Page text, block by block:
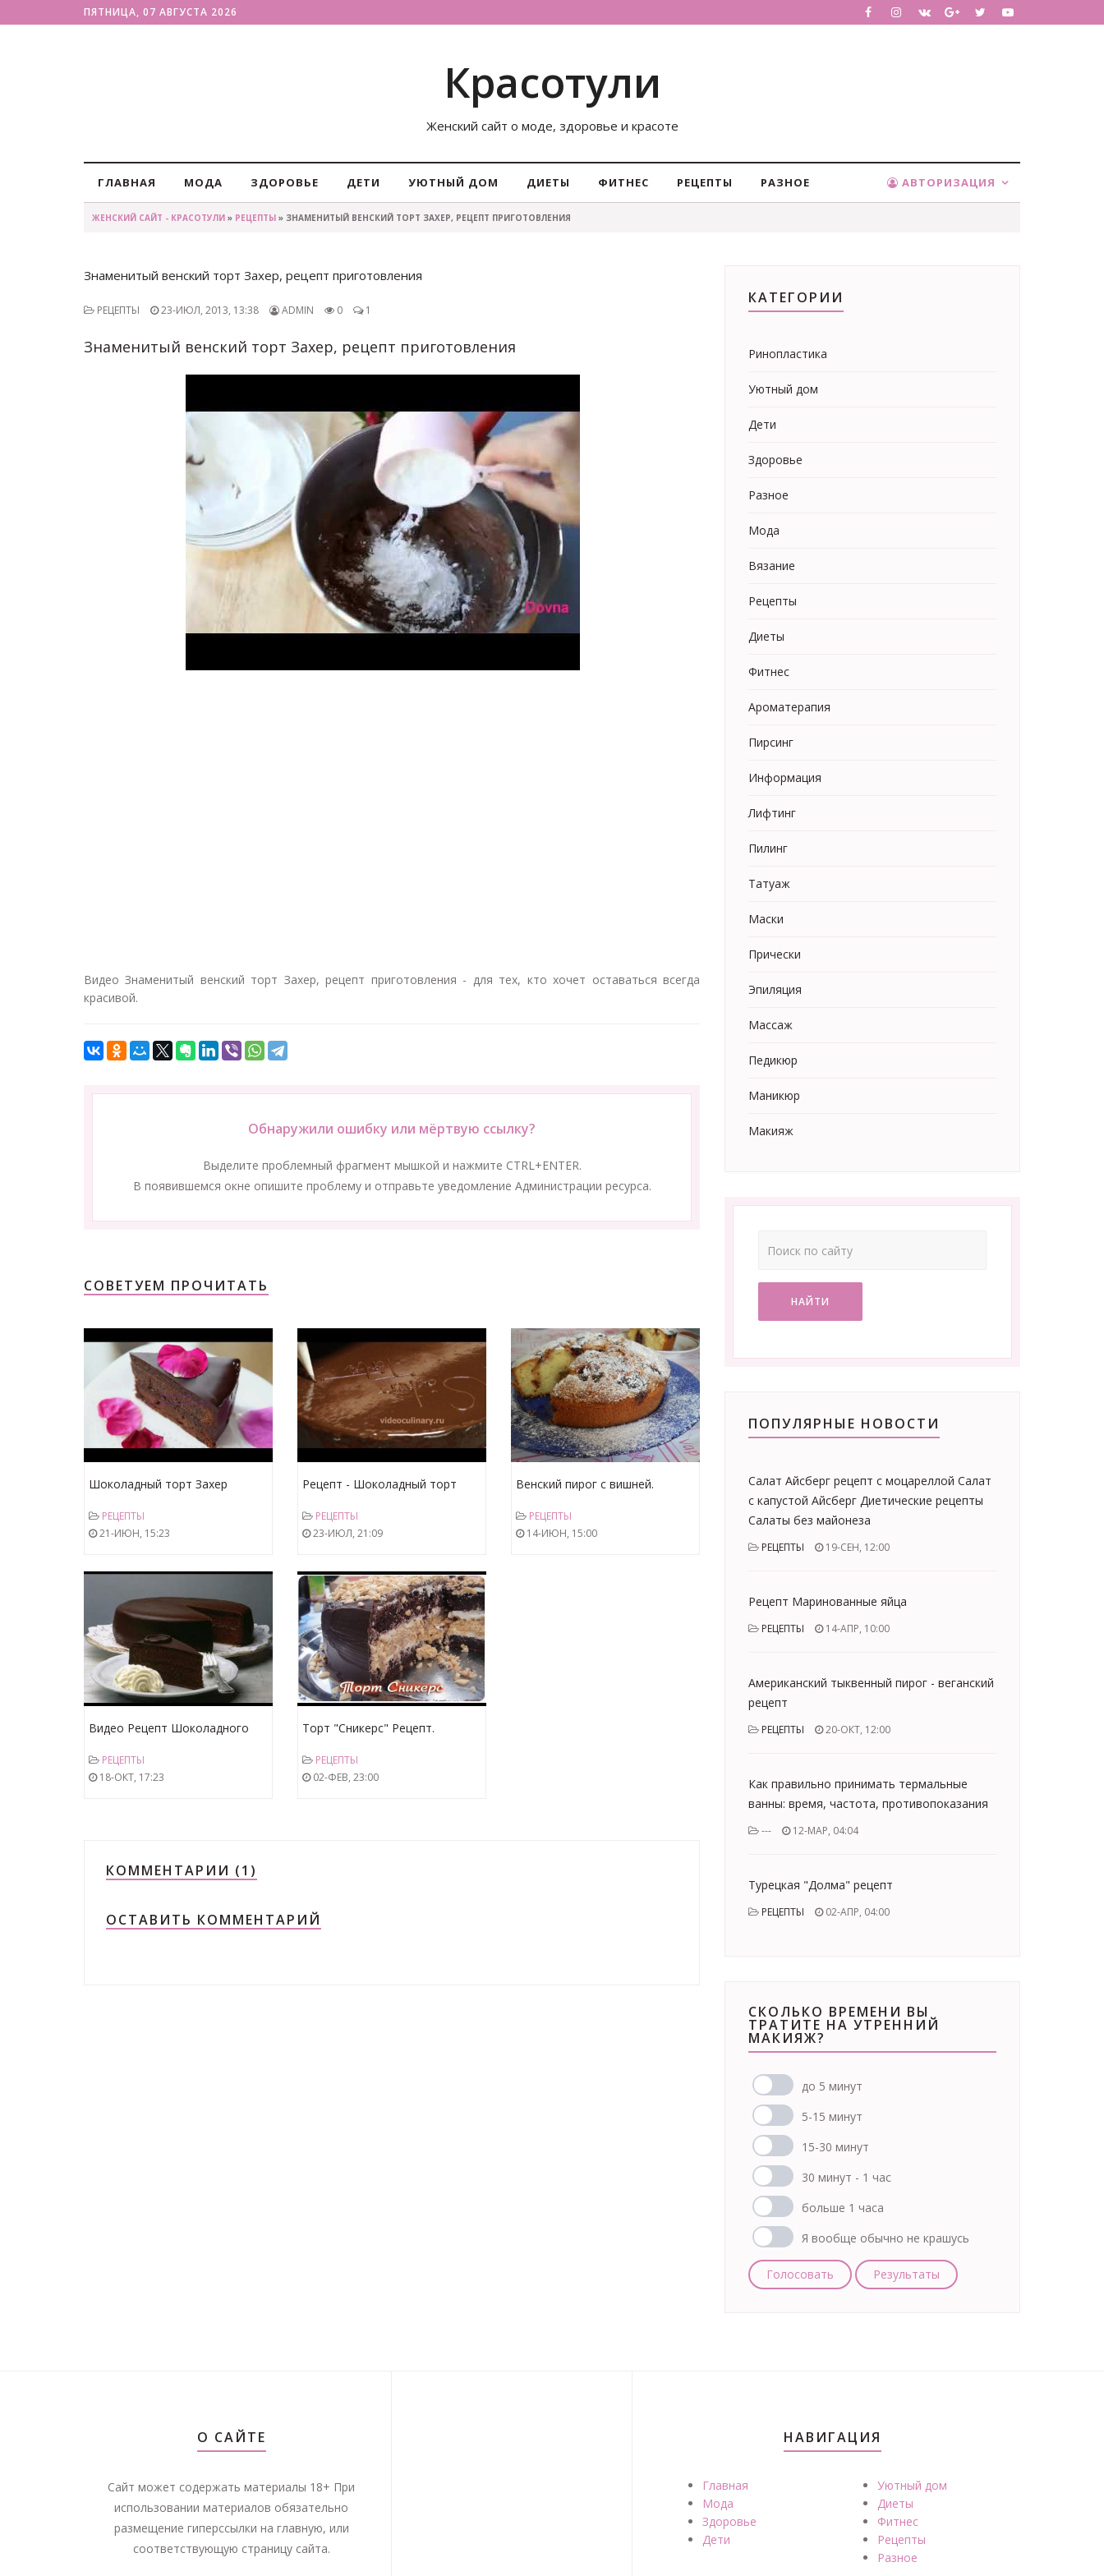
ПЯТНИЦА, 07 АВГУСТА 2026
Красотули
Женский сайт о моде, здоровье и красоте
ГЛАВНАЯ МОДА ЗДОРОВЬЕ ДЕТИ УЮТНЫЙ ДОМ ДИЕТЫ ФИТНЕС РЕЦЕПТЫ РАЗНОЕ АВТОРИЗАЦИЯ
ЖЕНСКИЙ САЙТ - КРАСОТУЛИ » РЕЦЕПТЫ » ЗНАМЕНИТЫЙ ВЕНСКИЙ ТОРТ ЗАХЕР, РЕЦЕПТ ПРИГОТОВЛЕНИЯ
Знаменитый венский торт Захер, рецепт приготовления
РЕЦЕПТЫ 23-ИЮЛ, 2013, 13:38 ADMIN 0 1
Знаменитый венский торт Захер, рецепт приготовления
Видео Знаменитый венский торт Захер, рецепт приготовления - для тех, кто хочет оставаться всегда
красивой.
Обнаружили ошибку или мёртвую ссылку?
Выделите проблемный фрагмент мышкой и нажмите CTRL+ENTER.
В появившемся окне опишите проблему и отправьте уведомление Администрации ресурса.
СОВЕТУЕМ ПРОЧИТАТЬ
Шоколадный торт Захер
РЕЦЕПТЫ
21-ИЮН, 15:23
Рецепт - Шоколадный торт
Бабушка Эмма
РЕЦЕПТЫ
23-ИЮЛ, 21:09
Венский пирог с вишней.
РЕЦЕПТЫ
14-ИЮН, 15:00
Видео Рецепт Шоколадного
РЕЦЕПТЫ
18-ОКТ, 17:23
Торт "Сникерс" Рецепт.
Приготовления Торта
"Сникерс"
РЕЦЕПТЫ
02-ФЕВ, 23:00
КОММЕНТАРИИ (1)
ОСТАВИТЬ КОММЕНТАРИЙ
КАТЕГОРИИ
Ринопластика
Уютный дом
Дети
Здоровье
Разное
Мода
Вязание
Рецепты
Диеты
Фитнес
Ароматерапия
Пирсинг
Информация
Лифтинг
Пилинг
Татуаж
Маски
Прически
Эпиляция
Массаж
Педикюр
Маникюр
Макияж
НАЙТИ
ПОПУЛЯРНЫЕ НОВОСТИ
Салат Айсберг рецепт с моцареллой Салат
с капустой Айсберг Диетические рецепты
Салаты без майонеза
РЕЦЕПТЫ 19-СЕН, 12:00
Рецепт Маринованные яйца
РЕЦЕПТЫ 14-АПР, 10:00
Американский тыквенный пирог - веганский
рецепт
РЕЦЕПТЫ 20-ОКТ, 12:00
Как правильно принимать термальные
ванны: время, частота, противопоказания
--- 12-МАР, 04:04
Турецкая "Долма" рецепт
РЕЦЕПТЫ 02-АПР, 04:00
СКОЛЬКО ВРЕМЕНИ ВЫ
ТРАТИТЕ НА УТРЕННИЙ
МАКИЯЖ?
до 5 минут
5-15 минут
15-30 минут
30 минут - 1 час
больше 1 часа
Я вообще обычно не крашусь
Голосовать Результаты
О САЙТЕ
Сайт может содержать материалы 18+ При
использовании материалов обязательно
размещение гиперссылки на главную, или
соответствующую страницу сайта.
НАВИГАЦИЯ
Главная
Мода
Здоровье
Дети
Уютный дом
Диеты
Фитнес
Рецепты
Разное